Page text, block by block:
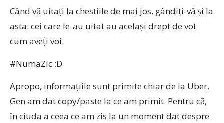
Când vă uitați la chestiile de mai jos, gândiți-vă și la
asta: cei care le-au uitat au același drept de vot
cum aveți voi.
#NumaZic :D
Apropo, informațiile sunt primite chiar de la Uber.
Gen am dat copy/paste la ce am primit. Pentru că,
în ciuda a ceea ce am zis la un moment dat despre